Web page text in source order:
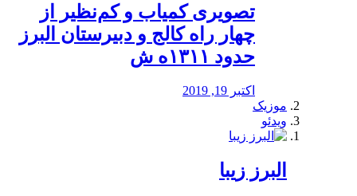
️تصویری کمیاب و کم‌نظیر از
چهار راه كالج و دبيرستان البرز
حدود ۱۳۱۱ه ش
اکتبر 19, 2019
موزیک
ویدئو
البرز زیبا